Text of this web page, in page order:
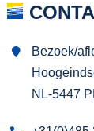
Bezoek/
NL-5447